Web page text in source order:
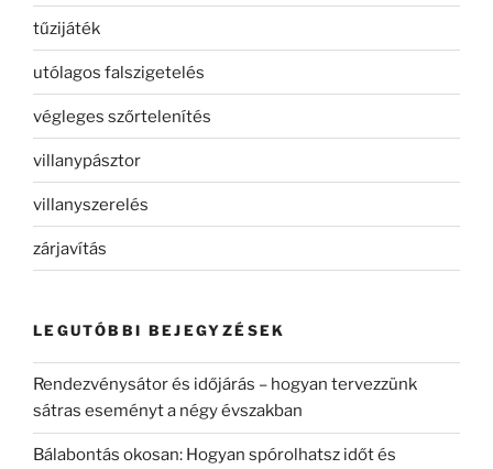
tűzijáték
utólagos falszigetelés
végleges szőrtelenítés
villanypásztor
villanyszerelés
zárjavítás
LEGUTÓBBI BEJEGYZÉSEK
Rendezvénysátor és időjárás – hogyan tervezzünk
sátras eseményt a négy évszakban
Bálabontás okosan: Hogyan spórolhatsz időt és